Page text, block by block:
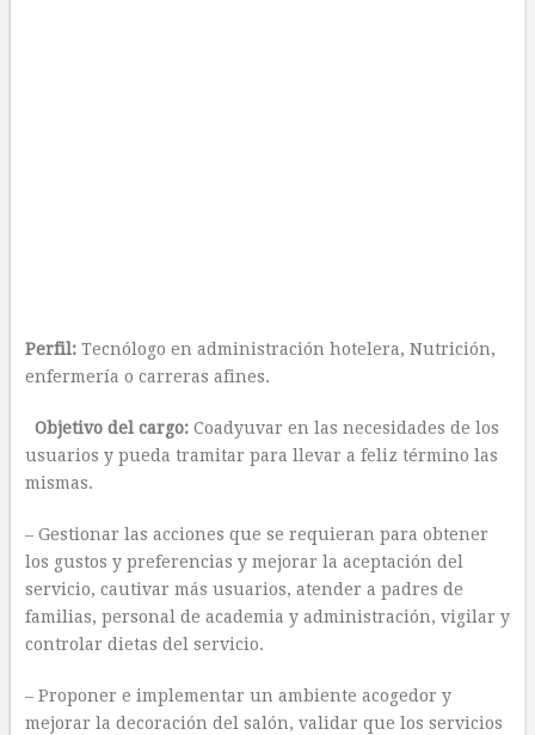
Perfil:Tecnólogo en administración hotelera, Nutrición,
enfermería o carreras afines.
Objetivo del cargo:Coadyuvar en las necesidades de los
usuarios y pueda tramitar para llevar a feliz término las
mismas.
– Gestionar las acciones que se requieran para obtener
los gustos y preferencias y mejorar la aceptación del
servicio, cautivar más usuarios, atender a padres de
familias, personal de academia y administración, vigilar y
controlar dietas del servicio.
– Proponer e implementar un ambiente acogedor y
mejorar la decoración del salón, validar que los servicios